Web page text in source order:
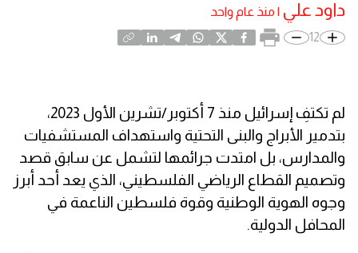
داود علي | منذ عام واحد
12
لم تكتفِ إسرائيل منذ 7 أكتوبر/تشرين الأول 2023،
بتدمير الأبراج والبنى التحتية واستهداف المستشفيات
والمدارس، بل امتدت جرائمها لتشمل عن سابق قصد
وتصميم القطاع الرياضي الفلسطيني، الذي يعد أحد أبرز
وجوه الهوية الوطنية وقوة فلسطين الناعمة في
المحافل الدولية.